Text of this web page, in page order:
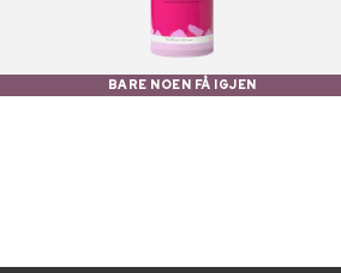
BARE NOEN FÅ IGJEN